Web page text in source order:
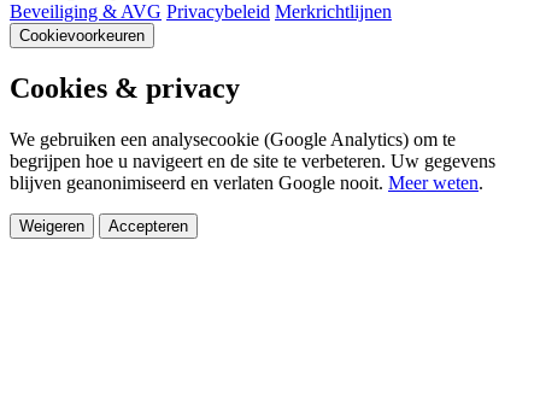
Beveiliging & AVG Privacybeleid Merkrichtlijnen
Cookievoorkeuren
Cookies & privacy
We gebruiken een analysecookie (Google Analytics) om te
begrijpen hoe u navigeert en de site te verbeteren. Uw gegevens
blijven geanonimiseerd en verlaten Google nooit. Meer weten.
Weigeren Accepteren